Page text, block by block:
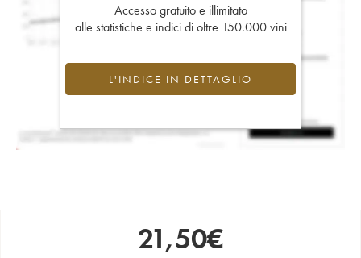
Accesso gratuito e illimitato
alle statistiche e indici di oltre 150.000 vini
L'INDICE IN DETTAGLIO
21,50€